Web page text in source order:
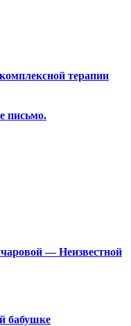
терапии
письмо.
— Неизвестной
бабушке